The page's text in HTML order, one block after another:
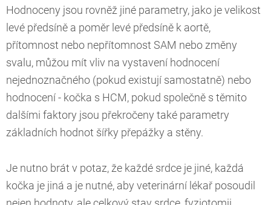
Hodnoceny jsou rovněž jiné parametry, jako je velikost
levé předsíně a poměr levé předsíně k aortě,
přítomnost nebo nepřítomnost SAM nebo změny
svalu, můžou mít vliv na vystavení hodnocení
nejednoznačného (pokud existují samostatně) nebo
hodnocení - kočka s HCM, pokud společně s těmito
dalšími faktory jsou překročeny také parametry
základních hodnot šířky přepážky a stěny.
Je nutno brát v potaz, že každé srdce je jiné, každá
kočka je jiná a je nutné, aby veterinární lékař posoudil